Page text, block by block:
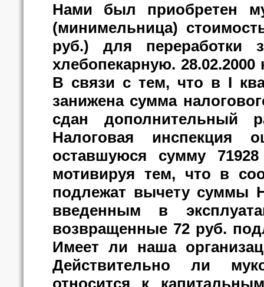
Нами был приобретен
(минимельница)
руб.) для
хлебопекарную.
В связи с тем, что в I
занижена сумма
сдан
Налоговая
оставшуюся сумму
мотивируя тем, что в
подлежат вычету суммы
введенным в
возвращенные 72 руб.
Имеет ли наша
Действительно ли
относится к